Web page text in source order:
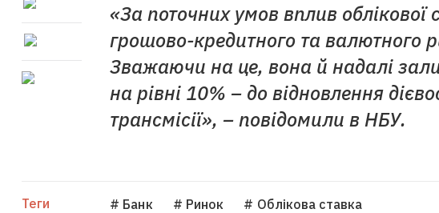
«За поточних умов вплив
грошово-кредитного та валютного
Зважаючи на це, вона й надалі
на рівні 10% – до відновлення
трансмісії», – повідомили в НБУ.
Теги # Банк # Ринок # Облікова ставка